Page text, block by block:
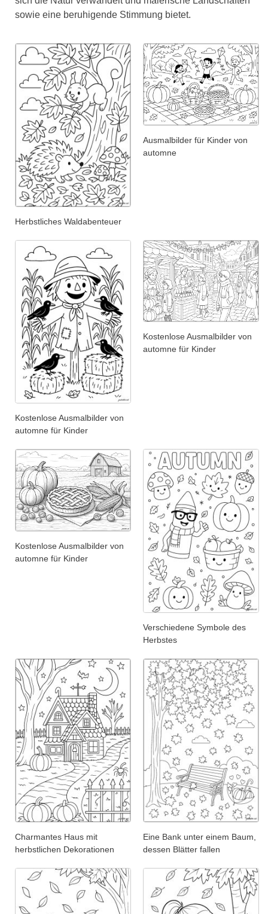
sowie eine beruhigende Stimmung bietet.
Herbstliches Waldabenteuer
Ausmalbilder für Kinder von
automne
Kostenlose Ausmalbilder von
automne für Kinder
Kostenlose Ausmalbilder von
automne für Kinder
Kostenlose Ausmalbilder von
automne für Kinder
Verschiedene Symbole des
Herbstes
Charmantes Haus mit
herbstlichen Dekorationen
Eine Bank unter einem Baum,
dessen Blätter fallen